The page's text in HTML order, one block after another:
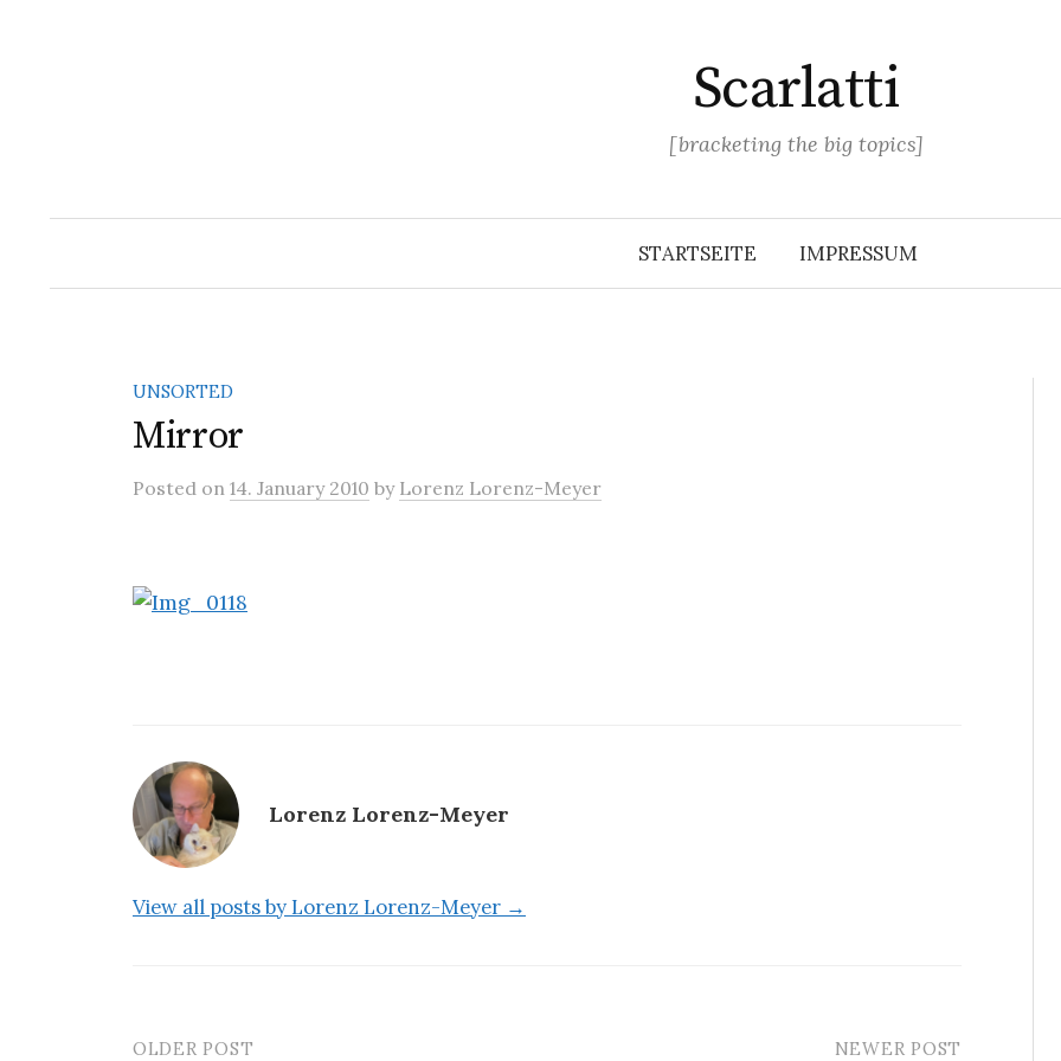
c
n
Scarlatti
[bracketing the big topics]
STARTSEITE IMPRESSUM
UNSORTED
Mirror
Posted on 14. January 2010 by Lorenz Lorenz-Meyer
Lorenz Lorenz-Meyer
View all posts by Lorenz Lorenz-Meyer →
OLDER POST NEWER POST